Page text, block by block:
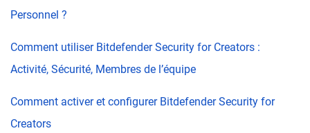
Personnel ?
Comment utiliser Bitdefender Security for Creators :
Activité, Sécurité, Membres de l’équipe
Comment activer et configurer Bitdefender Security for
Creators